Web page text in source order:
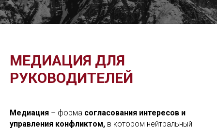
МЕДИАЦИЯ ДЛЯ
РУКОВОДИТЕЛЕЙ
Медиация – форма согласования интересов и
управления конфликтом, в котором нейтральный